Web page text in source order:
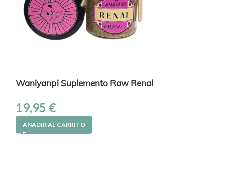
Waniyanpi Suplemento Raw Renal
19,95 €
AÑADIR AL CARRITO